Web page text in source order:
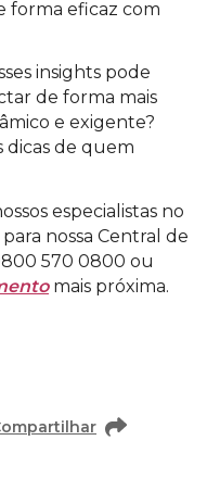
forma eficaz com
insights pode
de forma mais
e exigente?
dicas de quem
especialistas no
nossa Central de
570 0800 ou
mais próxima.